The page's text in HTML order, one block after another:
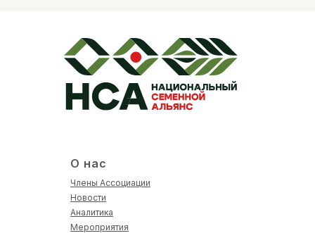
О нас
Члены Ассоциации
Новости
Аналитика
Мероприятия